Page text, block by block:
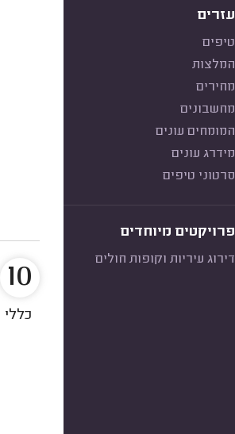
עזרים
טיפים
המלצות
מחירים
מחשבונים
המומחים עונים
מידרג עונים
סרטוני טיפים
פרויקטים מיוחדים
דירוג עיריות וקופות חולים
10
כללי